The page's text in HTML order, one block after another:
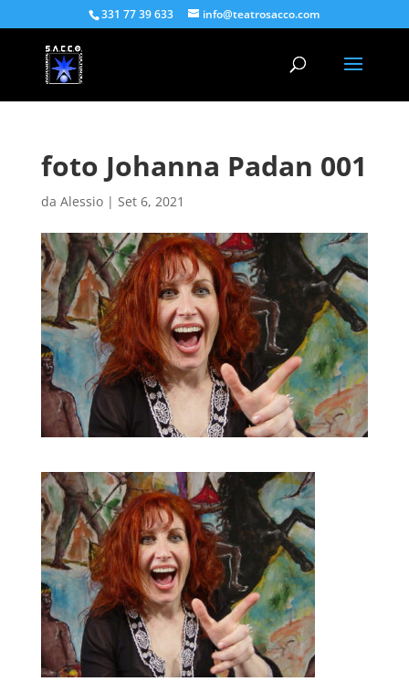
331 77 39 633 info@teatrosacco.com
foto Johanna Padan 001
da Alessio| Set 6, 2021